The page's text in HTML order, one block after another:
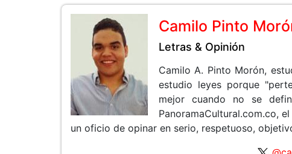
Camilo Pinto
Letras & Opinión
Camilo A. Pinto Morón,
estudio leyes porque
mejor cuando no se
PanoramaCultural.com.co,
un oficio de opinar en serio, respetuoso,